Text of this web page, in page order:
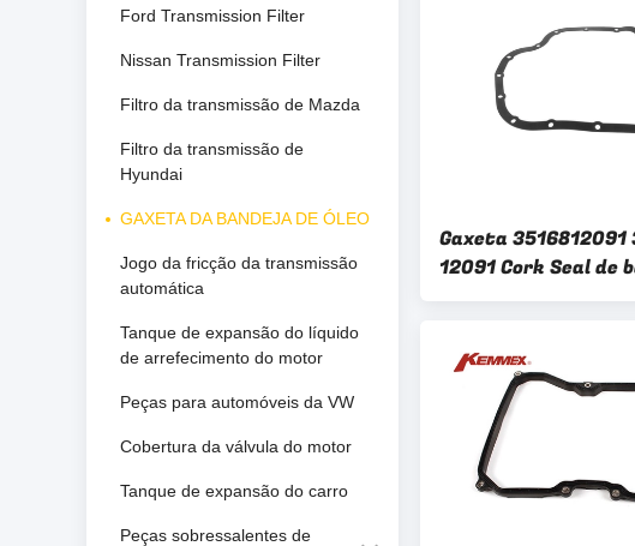
Ford Transmission Filter
Nissan Transmission Filter
Filtro da transmissão de Mazda
Filtro da transmissão de
Hyundai
GAXETA DA BANDEJA DE ÓLEO
Jogo da fricção da transmissão
automática
Tanque de expansão do líquido
de arrefecimento do motor
Peças para automóveis da VW
Cobertura da válvula do motor
Tanque de expansão do carro
Peças sobressalentes de
Gaxeta 3516812091
12091 Cork Seal de
transmissão de